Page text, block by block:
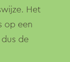
Het
op een
de